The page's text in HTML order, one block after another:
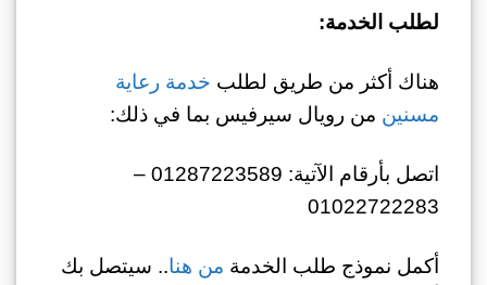
لطلب الخدمة:
هناك أكثر من طريق لطلب خدمة رعاية
مسنين من رويال سيرفيس بما في ذلك:
اتصل بأرقام الآتية: 01287223589 –
01022722283
أكمل نموذج طلب الخدمة من هنا.. سيتصل بك